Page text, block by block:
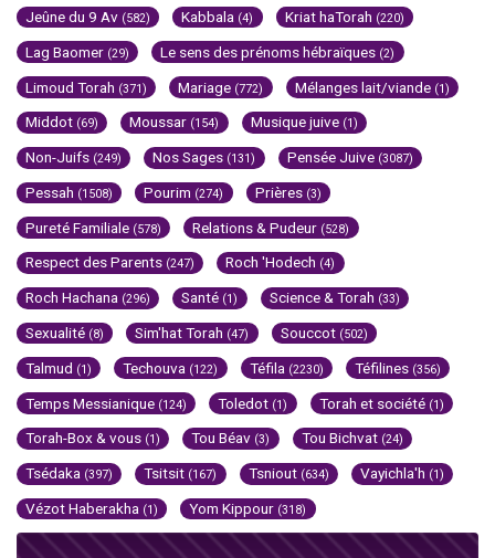
Jeûne du 9 Av (582) Kabbala (4) Kriat haTorah (220)
Lag Baomer (29) Le sens des prénoms hébraïques (2)
Limoud Torah (371) Mariage (772) Mélanges lait/viande (1)
Middot (69) Moussar (154) Musique juive (1)
Non-Juifs (249) Nos Sages (131) Pensée Juive (3087)
Pessah (1508) Pourim (274) Prières (3)
Pureté Familiale (578) Relations & Pudeur (528)
Respect des Parents (247) Roch 'Hodech (4)
Roch Hachana (296) Santé (1) Science & Torah (33)
Sexualité (8) Sim'hat Torah (47) Souccot (502)
Talmud (1) Techouva (122) Téfila (2230) Téfilines (356)
Temps Messianique (124) Toledot (1) Torah et société (1)
Torah-Box & vous (1) Tou Béav (3) Tou Bichvat (24)
Tsédaka (397) Tsitsit (167) Tsniout (634) Vayichla'h (1)
Vézot Haberakha (1) Yom Kippour (318)